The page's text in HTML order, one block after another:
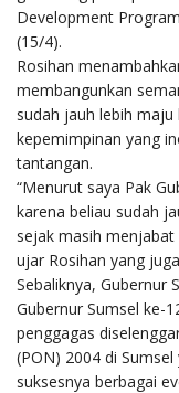
Development
(15/4).
Rosihan
membangunkan
sudah jauh lebih
kepemimpinan yang
tantangan.
“Menurut saya Pak
karena beliau sudah
sejak masih menjabat
ujar Rosihan yang
Sebaliknya, Gubernur
Gubernur Sumsel ke-
penggagas
(PON) 2004 di
suksesnya berbagai